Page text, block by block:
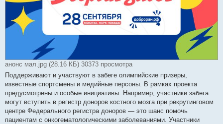
анонс мал.jpg (28.16 КБ) 30373 просмотра
Поддерживают и участвуют в забеге олимпийские призеры,
известные спортсмены и медийные персоны. В рамках проекта
предусмотрены и особые инициативы. Например, участники забега
могут вступить в регистр доноров костного мозга при рекрутинговом
центре Федерального регистра доноров — это шанс помочь
пациентам с онкогематологическими заболеваниями. Участники